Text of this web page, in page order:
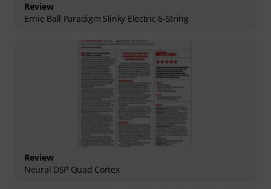
Review
Ernie Ball Paradigm Slinky Electric 6-String
Review
Neural DSP Quad Cortex